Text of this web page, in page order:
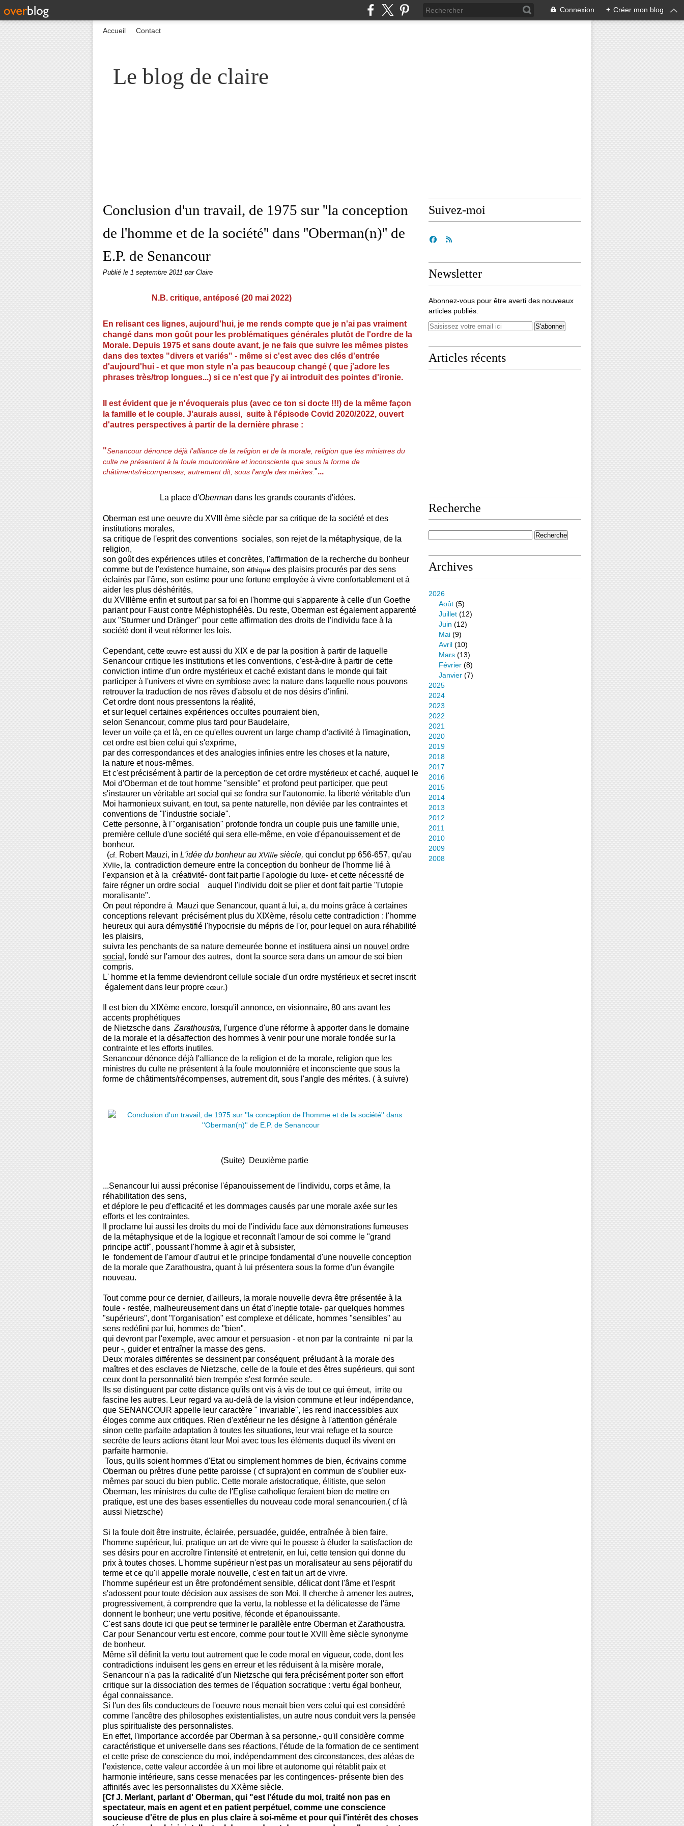
Connexion + Créer mon blog
Le blog de claire
Accueil Contact
Conclusion d'un travail, de 1975 sur ''la conception
de l'homme et de la société'' dans ''Oberman(n)'' de
E.P. de Senancour
Publié le 1 septembre 2011 par Claire
N.B. critique, antéposé (20 mai 2022)
En relisant ces lignes, aujourd'hui, je me rends compte que je n'ai pas vraiment
changé dans mon goût pour les problématiques générales plutôt de l'ordre de la
Morale. Depuis 1975 et sans doute avant, je ne fais que suivre les mêmes pistes
dans des textes "divers et variés" - même si c'est avec des clés d'entrée
d'aujourd'hui - et que mon style n'a pas beaucoup changé ( que j'adore les
phrases très/trop longues...) si ce n'est que j'y ai introduit des pointes d'ironie.
Il est évident que je n'évoquerais plus (avec ce ton si docte !!!) de la même façon
la famille et le couple. J'aurais aussi, suite à l'épisode Covid 2020/2022, ouvert
d'autres perspectives à partir de la dernière phrase :
"Senancour dénonce déjà l'alliance de la religion et de la morale, religion que les ministres du
culte ne présentent à la foule moutonnière et inconsciente que sous la forme de
châtiments/récompenses, autrement dit, sous l'angle des mérites "...
La place d'Oberman dans les grands courants d'idées.
Oberman est une oeuvre du XVIII ème siècle par sa critique de la société et des
institutions morales,
sa critique de l'esprit des conventions sociales, son rejet de la métaphysique, de la
religion,
son goût des expériences utiles et concrètes, l'affirmation de la recherche du bonheur
comme but de l'existence humaine, son éthique des plaisirs procurés par des sens
éclairés par l'âme, son estime pour une fortune employée à vivre confortablementet à
aider les plus déshérités,
du XVIIIème enfin et surtout par sa foi en l'homme qui s'apparente à celle d'un Goethe
pariant pour Faust contre Méphistophélès. Du reste, Oberman est également apparenté
aux "Sturmer und Dränger" pour cette affirmation des droits de l'individu face à la
société dont il veut réformer les lois.
Cependant, cette œuvre est aussi du XIX e de par la position à partir de laquelle
Senancour critique les institutions et les conventions, c'est-à-dire à partir de cette
conviction intime d'un ordre mystérieux et caché existant dans le monde qui fait
participer à l'univers et vivre en symbiose avec la nature dans laquelle nous pouvons
retrouver la traduction de nos rêves d'absolu et de nos désirs d'infini.
Cet ordre dont nous pressentons la réalité,
et sur lequel certaines expériences occultes pourraient bien,
selon Senancour, comme plus tard pour Baudelaire,
lever un voile ça et là, en ce qu'elles ouvrent un large champ d'activité à l'imagination,
cet ordre est bien celui qui s'exprime,
par des correspondances et des analogies infinies entre les choses et la nature,
la nature et nous-mêmes.
Et c'est précisément à partir de la perception de cet ordre mystérieux et caché, auquel le
Moi d'Oberman et de tout homme "sensible" et profond peut participer, que peut
s'instaurer un véritable art social qui se fondra sur l'autonomie, la liberté véritable d'un
Moi harmonieux suivant, en tout, sa pente naturelle, non déviée par les contraintes et
conventions de "l'industrie sociale".
Cette personne, à l'"organisation" profonde fondra un couple puis une famille unie,
première cellule d'une société qui sera elle-même, en voie d'épanouissement et de
bonheur.
(cf. Robert Mauzi, in L'idée du bonheur au XVIIIe siècle, qui conclut pp 656-657, qu'au
XVIIe, la contradiction demeure entre la conception du bonheur de l'homme lié à
l'expansion et à la créativité- dont fait partie l'apologie du luxe- et cette nécessité de
faire régner un ordre social auquel l'individu doit se plier et dont fait partie "l'utopie
moralisante".
On peut répondre à Mauzi que Senancour, quant à lui, a, du moins grâce à certaines
conceptions relevant précisément plus du XIXème, résolu cette contradiction : l'homme
heureux qui aura démystifié l'hypocrisie du mépris de l'or, pour lequel on aura réhabilité
les plaisirs,
suivra les penchants de sa nature demeurée bonne et instituera ainsi un nouvel ordre
social , fondé sur l'amour des autres, dont la source sera dans un amour de soi bien
compris.
L' homme et la femme deviendront cellule sociale d'un ordre mystérieux et secret inscrit
également dans leur propre cœur.)
Il est bien du XIXème encore, lorsqu'il annonce, en visionnaire, 80 ans avant les
accents prophétiques
de Nietzsche dans Zarathoustra, l'urgence d'une réforme à apporter dans le domaine
de la morale et la désaffection des hommes à venir pour une morale fondée sur la
contrainte et les efforts inutiles.
Senancour dénonce déjà l'alliance de la religion et de la morale, religion que les
ministres du culte ne présentent à la foule moutonnière et inconsciente que sous la
forme de châtiments/récompenses, autrement dit, sous l'angle des mérites. ( à suivre)
(Suite) Deuxième partie
...Senancour lui aussi préconise l'épanouissement de l'individu, corps et âme, la
réhabilitation des sens,
et déplore le peu d'efficacité et les dommages causés par une morale axée sur les
efforts et les contraintes.
Il proclame lui aussi les droits du moi de l'individu face aux démonstrations fumeuses
de la métaphysique et de la logique et reconnaît l'amour de soi comme le "grand
principe actif", poussant l'homme à agir et à subsister,
le fondement de l'amour d'autrui et le principe fondamental d'une nouvelle conception
de la morale que Zarathoustra, quant à lui présentera sous la forme d'un évangile
nouveau.
Tout comme pour ce dernier, d'ailleurs, la morale nouvelle devra être présentée à la
foule - restée, malheureusement dans un état d'ineptie totale- par quelques hommes
"supérieurs", dont "l'organisation" est complexe et délicate, hommes "sensibles" au
sens redéfini par lui, hommes de "bien",
qui devront par l'exemple, avec amour et persuasion - et non par la contrainte ni par la
peur -, guider et entraîner la masse des gens.
Deux morales différentes se dessinent par conséquent, préludant à la morale des
maîtres et des esclaves de Nietzsche, celle de la foule et des êtres supérieurs, qui sont
ceux dont la personnalité bien trempée s'est formée seule.
Ils se distinguent par cette distance qu'ils ont vis à vis de tout ce qui émeut, irrite ou
fascine les autres. Leur regard va au-delà de la vision commune et leur indépendance,
que SENANCOUR appelle leur caractère " invariable", les rend inaccessibles aux
éloges comme aux critiques. Rien d'extérieur ne les désigne à l'attention générale
sinon cette parfaite adaptation à toutes les situations, leur vrai refuge et la source
secrète de leurs actions étant leur Moi avec tous les éléments duquel ils vivent en
parfaite harmonie.
Tous, qu'ils soient hommes d'Etat ou simplement hommes de bien, écrivains comme
Oberman ou prêtres d'une petite paroisse ( cf supra)ont en commun de s'oublier eux-
mêmes par souci du bien public. Cette morale aristocratique, élitiste, que selon
Oberman, les ministres du culte de l'Eglise catholique feraient bien de mettre en
pratique, est une des bases essentielles du nouveau code moral senancourien.( cf là
aussi Nietzsche)
Si la foule doit être instruite, éclairée, persuadée, guidée, entraînée à bien faire,
l'homme supérieur, lui, pratique un art de vivre qui le pousse à éluder la satisfaction de
ses désirs pour en accroître l'intensité et entretenir, en lui, cette tension qui donne du
prix à toutes choses. L'homme supérieur n'est pas un moralisateur au sens péjoratif du
terme et ce qu'il appelle morale nouvelle, c'est en fait un art de vivre.
l'homme supérieur est un être profondément sensible, délicat dont l'âme et l'esprit
s'adossent pour toute décision aux assises de son Moi. Il cherche à amener les autres,
progressivement, à comprendre que la vertu, la noblesse et la délicatesse de l'âme
donnent le bonheur; une vertu positive, féconde et épanouissante.
C'est sans doute ici que peut se terminer le parallèle entre Oberman et Zarathoustra.
Car pour Senancour vertu est encore, comme pour tout le XVIII ème siècle synonyme
de bonheur.
Même s'il définit la vertu tout autrement que le code moral en vigueur, code, dont les
contradictions induisent les gens en erreur et les réduisent à la misère morale,
Senancour n'a pas la radicalité d'un Nietzsche qui fera précisément porter son effort
critique sur la dissociation des termes de l'équation socratique : vertu égal bonheur,
égal connaissance.
Si l'un des fils conducteurs de l'oeuvre nous menait bien vers celui qui est considéré
comme l'ancêtre des philosophes existentialistes, un autre nous conduit vers la pensée
plus spiritualiste des personnalistes.
En effet, l'importance accordée par Oberman à sa personne,- qu'il considère comme
caractéristique et universelle dans ses réactions, l'étude de la formation de ce sentiment
et cette prise de conscience du moi, indépendamment des circonstances, des aléas de
l'existence, cette valeur accordée à un moi libre et autonome qui rétablit paix et
harmonie intérieure, sans cesse menacées par les contingences- présente bien des
affinités avec les personnalistes du XXème siècle.
[Cf J. Merlant, parlant d' Oberman, qui "est l'étude du moi, traité non pas en
spectateur, mais en agent et en patient perpétuel, comme une conscience
soucieuse d'être de plus en plus claire à soi-même et pour qui l'intérêt des choses
Suivez-moi
Newsletter
Abonnez-vous pour être averti des nouveaux
articles publiés.
Articles récents
Recherche
Archives
2026
Août (5)
Juillet (12)
Juin (12)
Mai (9)
Avril (10)
Mars (13)
Février (8)
Janvier (7)
2025
2024
2023
2022
2021
2020
2019
2018
2017
2016
2015
2014
2013
2012
2011
2010
2009
2008